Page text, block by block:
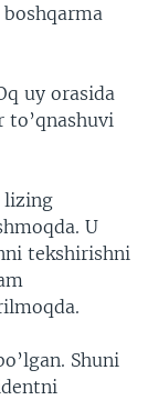
uy orasida
to’qnashuvi
lizing
U
tekshirishni
Shuni